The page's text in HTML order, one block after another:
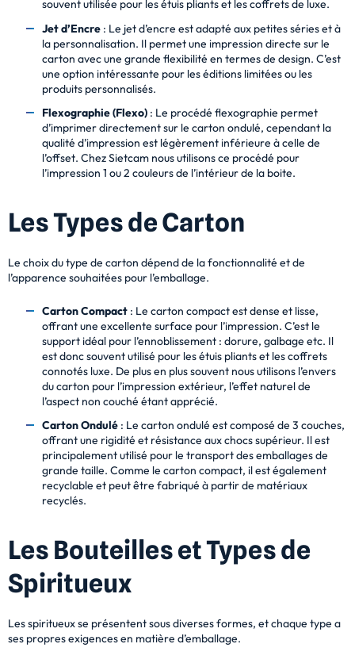
souvent utilisée pour les étuis pliants et les coffrets de luxe.
Jet d’Encre : Le jet d’encre est adapté aux petites séries et à
la personnalisation. Il permet une impression directe sur le
carton avec une grande flexibilité en termes de design. C’est
une option intéressante pour les éditions limitées ou les
produits personnalisés.
Flexographie (Flexo) : Le procédé flexographie permet
d’imprimer directement sur le carton ondulé, cependant la
qualité d’impression est légèrement inférieure à celle de
l’offset. Chez Sietcam nous utilisons ce procédé pour
l’impression 1 ou 2 couleurs de l’intérieur de la boite.
Les Types de Carton
Le choix du type de carton dépend de la fonctionnalité et de
l’apparence souhaitées pour l’emballage.
Carton Compact : Le carton compact est dense et lisse,
offrant une excellente surface pour l’impression. C’est le
support idéal pour l’ennoblissement : dorure, galbage etc. Il
est donc souvent utilisé pour les étuis pliants et les coffrets
connotés luxe. De plus en plus souvent nous utilisons l’envers
du carton pour l’impression extérieur, l’effet naturel de
l’aspect non couché étant apprécié.
Carton Ondulé : Le carton ondulé est composé de 3 couches,
offrant une rigidité et résistance aux chocs supérieur. Il est
principalement utilisé pour le transport des emballages de
grande taille. Comme le carton compact, il est également
recyclable et peut être fabriqué à partir de matériaux
recyclés.
Les Bouteilles et Types de
Spiritueux
Les spiritueux se présentent sous diverses formes, et chaque type a
ses propres exigences en matière d’emballage.